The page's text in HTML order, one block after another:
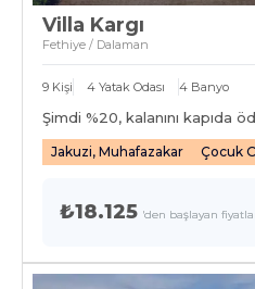
Villa Kargı
Fethiye / Dalaman
9 Kişi 4 Yatak Odası 4 Banyo
Şimdi %20, kalanını kapıda
Jakuzi, Muhafazakar Çocuk
₺18.125 'den başlayan